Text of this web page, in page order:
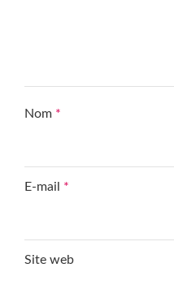
Nom *
E-mail *
Site web